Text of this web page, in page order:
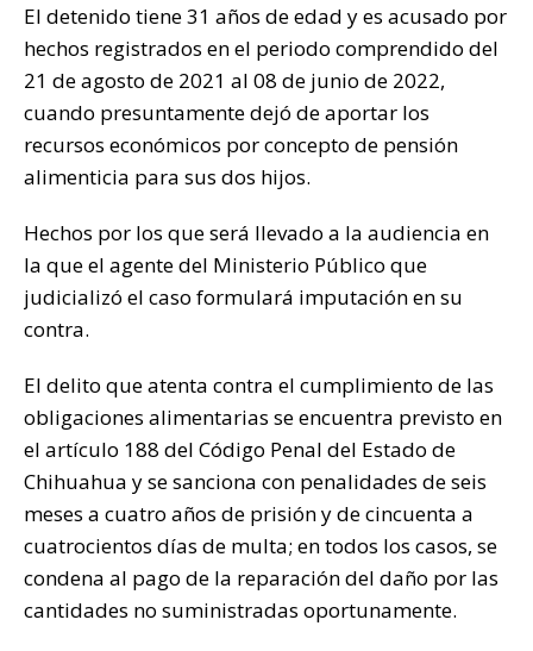
El detenido tiene 31 años de edad y es acusado por
hechos registrados en el periodo comprendido del
21 de agosto de 2021 al 08 de junio de 2022,
cuando presuntamente dejó de aportar los
recursos económicos por concepto de pensión
alimenticia para sus dos hijos.
Hechos por los que será llevado a la audiencia en
la que el agente del Ministerio Público que
judicializó el caso formulará imputación en su
contra.
El delito que atenta contra el cumplimiento de las
obligaciones alimentarias se encuentra previsto en
el artículo 188 del Código Penal del Estado de
Chihuahua y se sanciona con penalidades de seis
meses a cuatro años de prisión y de cincuenta a
cuatrocientos días de multa; en todos los casos, se
condena al pago de la reparación del daño por las
cantidades no suministradas oportunamente.